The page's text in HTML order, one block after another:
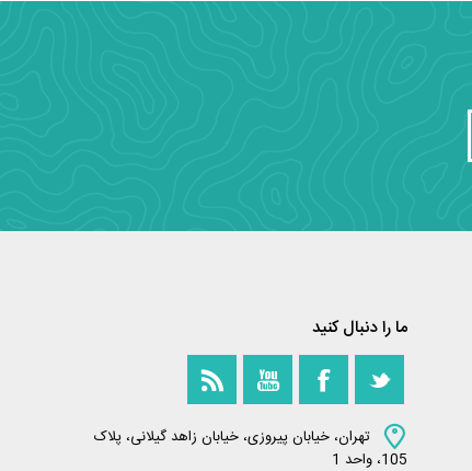
ما را دنبال کنید
تهران، خیابان پیروزی، خیابان زاهد گیلانی، پلاک
105، واحد 1